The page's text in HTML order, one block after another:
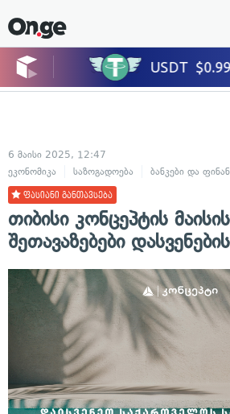
6 მაისი 2025, 12:47
ეკონომიკა
საზოგადოება ბანკები და
ფასიანი განთავსება
თიბისი კონცეპტის
შეთავაზებები